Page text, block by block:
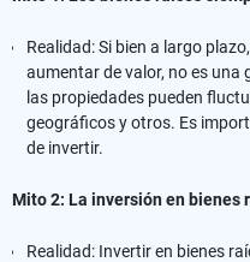
Realidad: Si bien a largo
aumentar de valor, no es
las propiedades pueden
geográficos y otros. Es
de invertir.
Mito 2: La inversión en bienes
Realidad: Invertir en bienes